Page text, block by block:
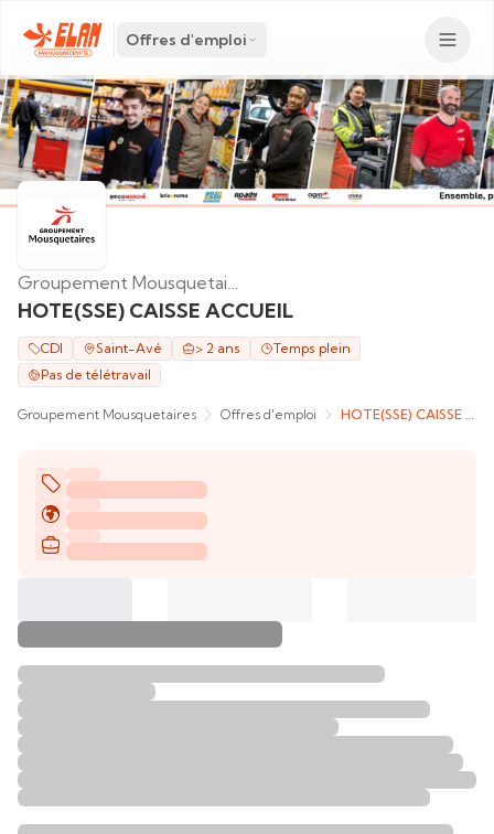
Offres d'emploi
HOTE(SSE) CAISSE ACCUEIL
Groupement Mousquetaires
CDI Saint-Avé > 2 ans
Temps plein
Pas de télétravail
Groupement Mousquetaires Offres d'emploi HOTE(SSE) CAISSE ACCUEIL